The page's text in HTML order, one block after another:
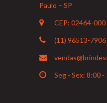
Paulo – SP
CEP: 02464-000
(11) 96513-
Seg - Sex: 8:00 -